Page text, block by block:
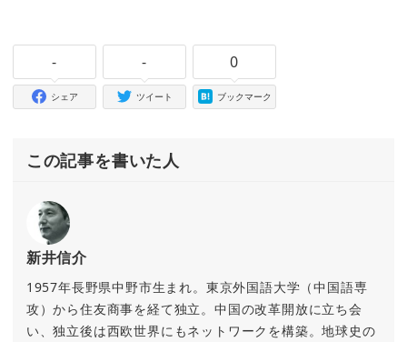
-
シェア
-
ツイート
0
ブックマーク
この記事を書いた人
新井信介
1957年長野県中野市生まれ。東京外国語大学（中国語専
攻）から住友商事を経て独立。中国の改革開放に立ち会
い、独立後は西欧世界にもネットワークを構築。地球史の